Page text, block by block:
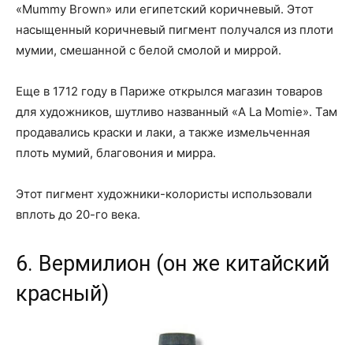
«Mummy Brown» или египетский коричневый. Этот
насыщенный коричневый пигмент получался из плоти
мумии, смешанной с белой смолой и миррой.
Еще в 1712 году в Париже открылся магазин товаров
для художников, шутливо названный «A La Momie». Там
продавались краски и лаки, а также измельченная
плоть мумий, благовония и мирра.
Этот пигмент художники-колористы использовали
вплоть до 20-го века.
6. Вермилион (он же китайский
красный)